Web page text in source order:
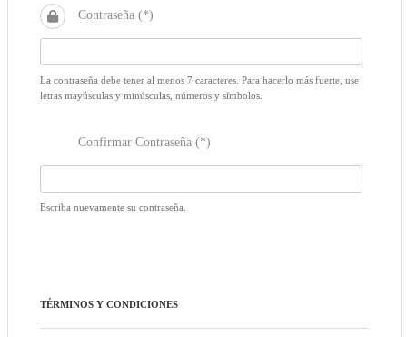
Contraseña (*)
La contraseña debe tener al menos 7 caracteres. Para hacerlo más fuerte, use
letras mayúsculas y minúsculas, números y símbolos.
Confirmar Contraseña (*)
Escriba nuevamente su contraseña.
TÉRMINOS Y CONDICIONES